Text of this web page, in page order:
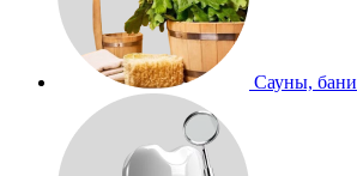
Сауны, бани